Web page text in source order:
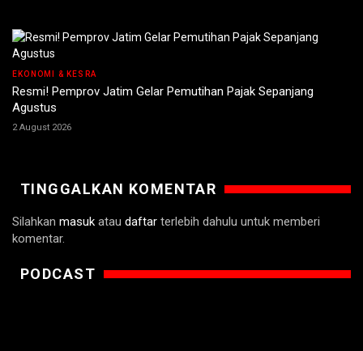
EKONOMI & KESRA
Resmi! Pemprov Jatim Gelar Pemutihan Pajak Sepanjang
Agustus
2 August 2026
TINGGALKAN KOMENTAR
Silahkan masuk atau daftar terlebih dahulu untuk memberi
komentar.
PODCAST